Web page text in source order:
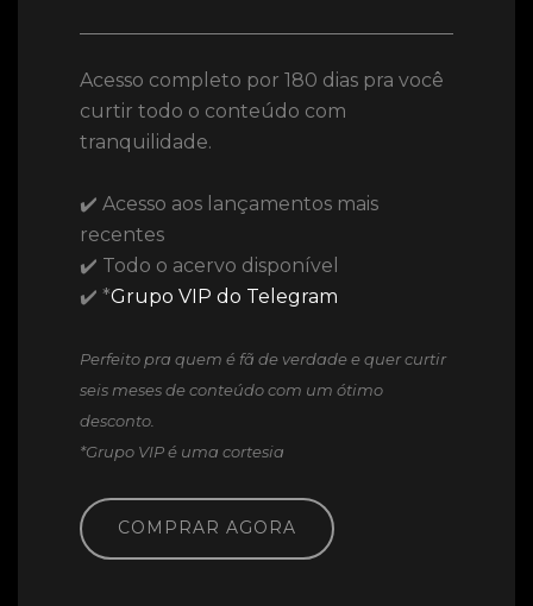
Acesso completo por 180 dias pra você
curtir todo o conteúdo com
tranquilidade.
✔️ Acesso aos lançamentos mais
recentes
✔️ Todo o acervo disponível
✔️ *Grupo VIP do Telegram
Perfeito pra quem é fã de verdade e quer curtir
seis meses de conteúdo com um ótimo
desconto.
*Grupo VIP é uma cortesia
COMPRAR AGORA